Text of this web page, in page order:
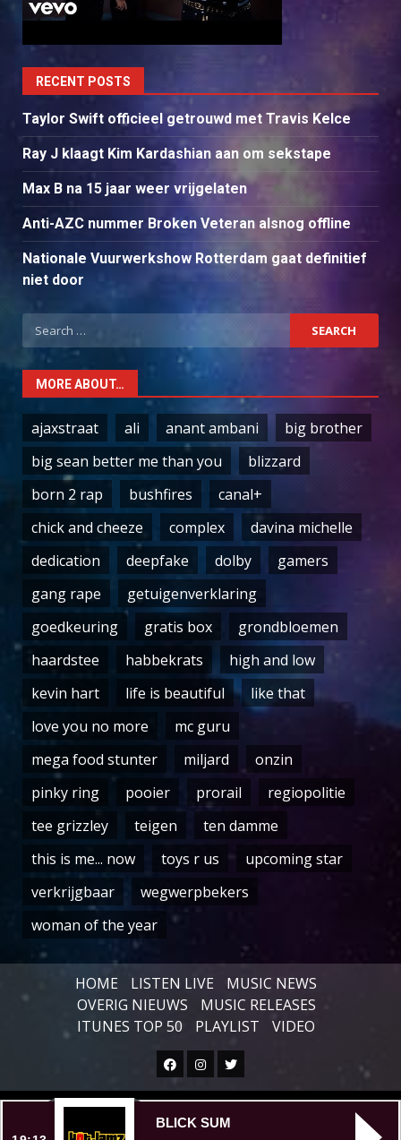
RECENT POSTS
Taylor Swift officieel getrouwd met Travis Kelce
Ray J klaagt Kim Kardashian aan om sekstape
Max B na 15 jaar weer vrijgelaten
Anti-AZC nummer Broken Veteran alsnog offline
Nationale Vuurwerkshow Rotterdam gaat definitief
niet door
Search
for:
MORE ABOUT…
ajaxstraat ali anant ambani
big brother
big sean better me than you
blizzard
born 2 rap
bushfires
canal+
chick and cheeze
complex
davina michelle
dedication
deepfake dolby
gamers
gang rape
getuigenverklaring
goedkeuring
gratis box
grondbloemen
haardstee
habbekrats
high and low
kevin hart
life is beautiful
like that
love you no more
mc guru
mega food stunter
miljard
onzin
pinky ring
pooier prorail
regiopolitie
tee grizzley
teigen
ten damme
this is me... now
toys r us
upcoming star
verkrijgbaar
wegwerpbekers
woman of the year
HOME LISTEN LIVE
MUSIC NEWS
OVERIG NIEUWS
MUSIC RELEASES
ITUNES TOP 50
PLAYLIST VIDEO
Facebook
Instagram
Twitter
Copyright © All rights reserved.
BLICK SUM